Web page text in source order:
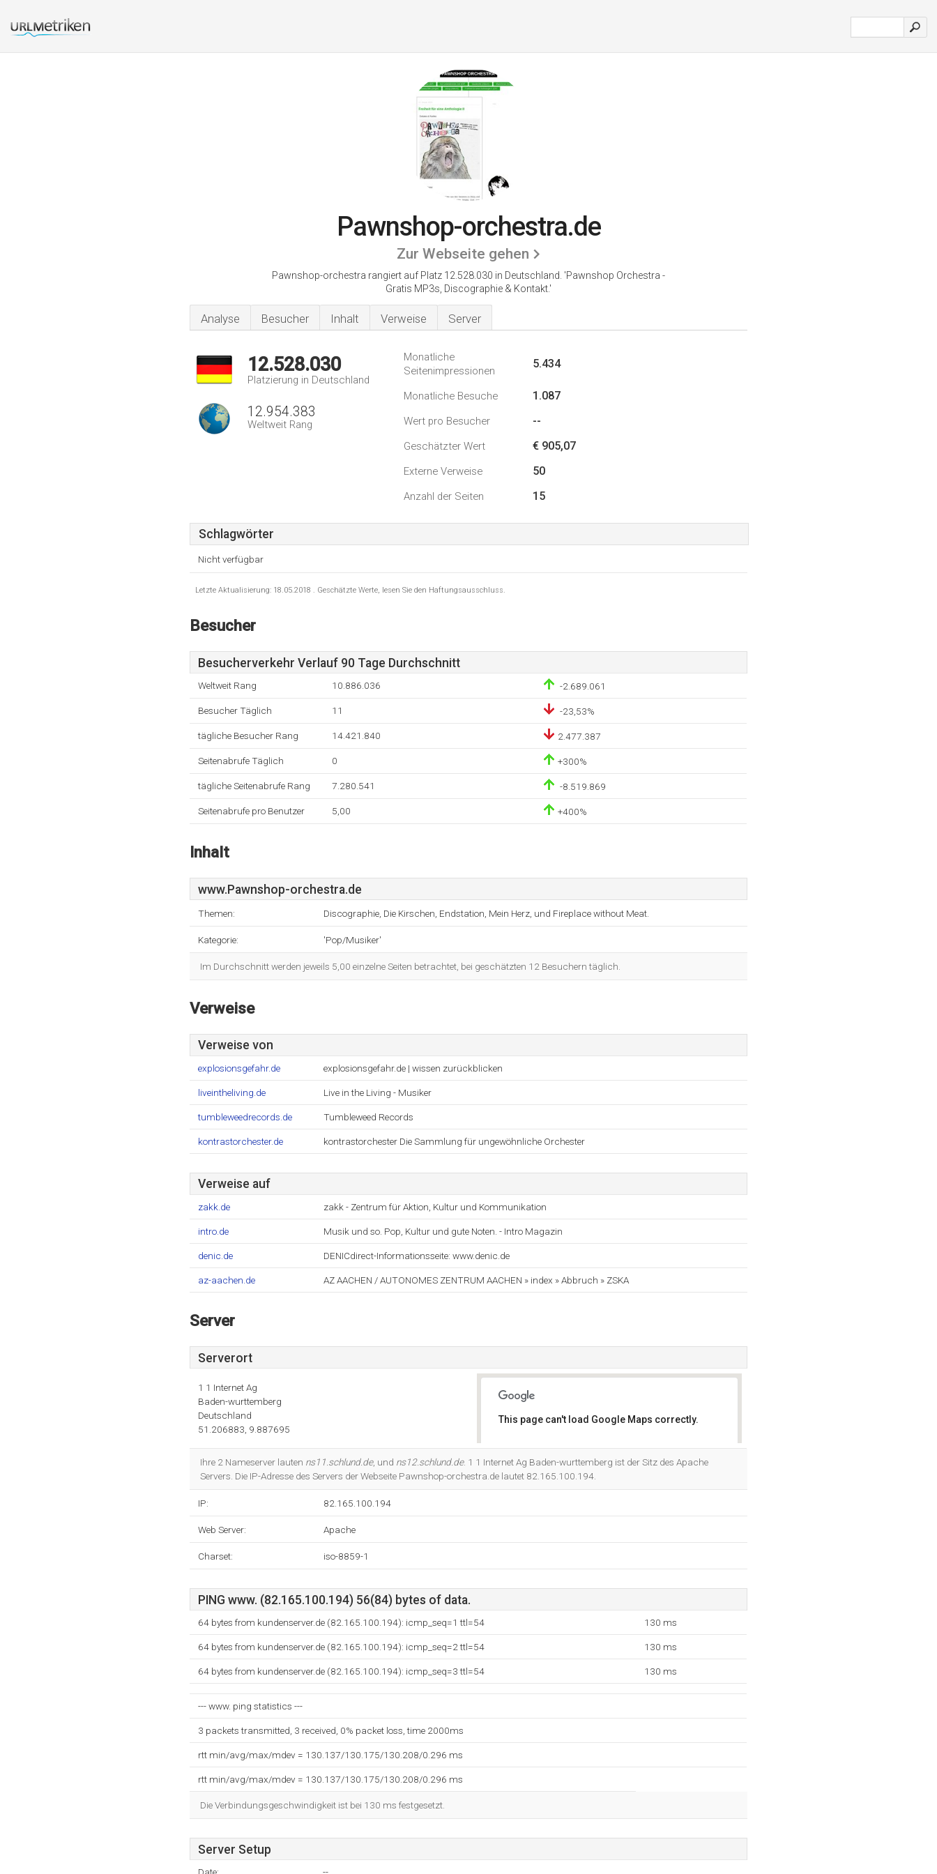
Pawnshop-orchestra.de
Zur Webseite gehen
Pawnshop-orchestra rangiert auf Platz 12.528.030 in Deutschland. 'Pawnshop Orchestra -
Gratis MP3s, Discographie & Kontakt.'
Analyse Besucher Inhalt Verweise Server
12.528.030
Platzierung in Deutschland
12.954.383
Weltweit Rang
Monatliche
Seitenimpressionen
5.434
Monatliche Besuche 1.087
Wert pro Besucher --
Geschätzter Wert € 905,07
Externe Verweise 50
Anzahl der Seiten 15
Schlagwörter
Nicht verfügbar
Letzte Aktualisierung: 18.05.2018 . Geschätzte Werte, lesen Sie den Haftungsausschluss.
Besucher
Besucherverkehr Verlauf 90 Tage Durchschnitt
Weltweit Rang 10.886.036 -2.689.061
Besucher Täglich 11 -23,53%
tägliche Besucher Rang 14.421.840 2.477.387
Seitenabrufe Täglich 0 +300%
tägliche Seitenabrufe Rang 7.280.541 -8.519.869
Seitenabrufe pro Benutzer 5,00 +400%
Inhalt
www.Pawnshop-orchestra.de
Themen: Discographie, Die Kirschen, Endstation, Mein Herz, und Fireplace without Meat.
Kategorie: 'Pop/Musiker'
Im Durchschnitt werden jeweils 5,00 einzelne Seiten betrachtet, bei geschätzten 12 Besuchern täglich.
Verweise
Verweise von
explosionsgefahr.de explosionsgefahr.de | wissen zurückblicken
liveintheliving.de Live in the Living - Musiker
tumbleweedrecords.de Tumbleweed Records
kontrastorchester.de kontrastorchester Die Sammlung für ungewöhnliche Orchester
Verweise auf
zakk.de zakk - Zentrum für Aktion, Kultur und Kommunikation
intro.de Musik und so. Pop, Kultur und gute Noten. - Intro Magazin
denic.de DENICdirect-Informationsseite: www.denic.de
az-aachen.de AZ AACHEN / AUTONOMES ZENTRUM AACHEN » index » Abbruch » ZSKA
Server
Serverort
1 1 Internet Ag
Baden-wurttemberg
Deutschland
51.206883, 9.887695
This page can't load Google Maps correctly.
Ihre 2 Nameserver lauten ns11.schlund.de, und ns12.schlund.de. 1 1 Internet Ag Baden-wurttemberg ist der Sitz des Apache
Servers. Die IP-Adresse des Servers der Webseite Pawnshop-orchestra.de lautet 82.165.100.194.
IP: 82.165.100.194
Web Server: Apache
Charset: iso-8859-1
PING www. (82.165.100.194) 56(84) bytes of data.
64 bytes from kundenserver.de (82.165.100.194): icmp_seq=1 ttl=54 130 ms
64 bytes from kundenserver.de (82.165.100.194): icmp_seq=2 ttl=54 130 ms
64 bytes from kundenserver.de (82.165.100.194): icmp_seq=3 ttl=54 130 ms
--- www. ping statistics ---
3 packets transmitted, 3 received, 0% packet loss, time 2000ms
rtt min/avg/max/mdev = 130.137/130.175/130.208/0.296 ms
rtt min/avg/max/mdev = 130.137/130.175/130.208/0.296 ms
Die Verbindungsgeschwindigkeit ist bei 130 ms festgesetzt.
Server Setup